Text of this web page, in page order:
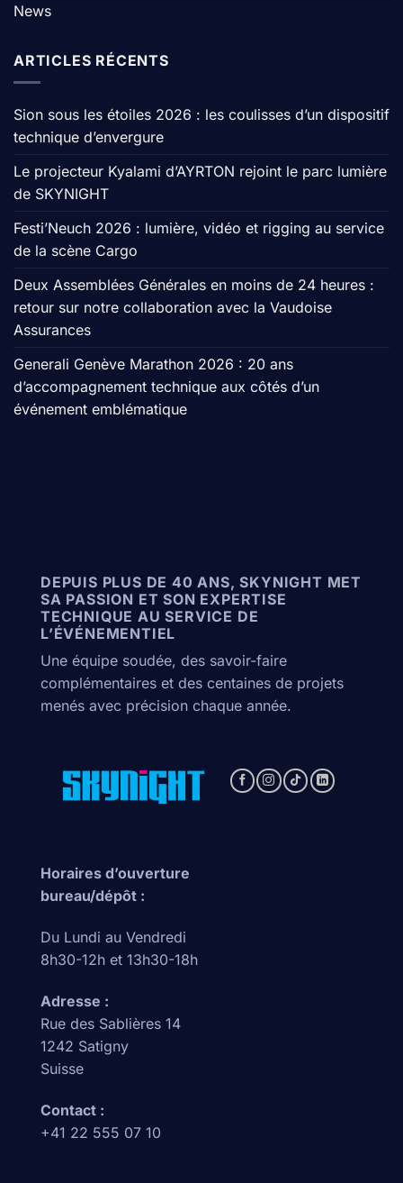
News
ARTICLES RÉCENTS
Sion sous les étoiles 2026 : les coulisses d’un dispositif
technique d’envergure
Le projecteur Kyalami d’AYRTON rejoint le parc lumière
de SKYNIGHT
Festi’Neuch 2026 : lumière, vidéo et rigging au service
de la scène Cargo
Deux Assemblées Générales en moins de 24 heures :
retour sur notre collaboration avec la Vaudoise
Assurances
Generali Genève Marathon 2026 : 20 ans
d’accompagnement technique aux côtés d’un
événement emblématique
DEPUIS PLUS DE 40 ANS, SKYNIGHT MET
SA PASSION ET SON EXPERTISE
TECHNIQUE AU SERVICE DE
L’ÉVÉNEMENTIEL
Une équipe soudée, des savoir-faire
complémentaires et des centaines de projets
menés avec précision chaque année.
Horaires d’ouverture
bureau/dépôt :
Du Lundi au Vendredi
8h30-12h et 13h30-18h
Adresse :
Rue des Sablières 14
1242 Satigny
Suisse
Contact :
+41 22 555 07 10